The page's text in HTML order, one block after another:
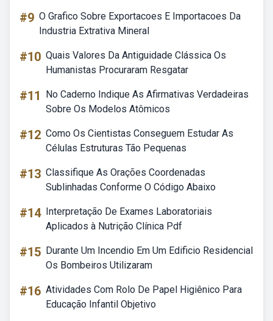
#9 O Grafico Sobre Exportacoes E Importacoes Da
Industria Extrativa Mineral
#10 Quais Valores Da Antiguidade Clássica Os
Humanistas Procuraram Resgatar
#11
No Caderno Indique As Afirmativas Verdadeiras
Sobre Os Modelos Atômicos
#12 Como Os Cientistas Conseguem Estudar As
Células Estruturas Tão Pequenas
#13 Classifique As Orações Coordenadas
Sublinhadas Conforme O Código Abaixo
#14 Interpretação De Exames Laboratoriais
Aplicados à Nutrição Clínica Pdf
#15 Durante Um Incendio Em Um Edificio Residencial
Os Bombeiros Utilizaram
#16 Atividades Com Rolo De Papel Higiênico Para
Educação Infantil Objetivo